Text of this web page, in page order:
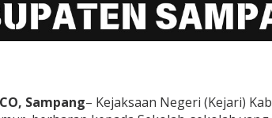
Sampang– Kejaksaan Negeri (Kejari)